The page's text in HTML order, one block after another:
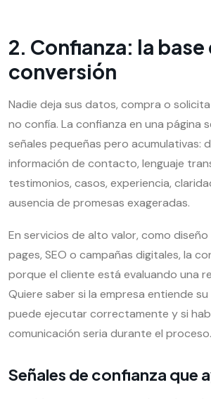
2. Confianza: la
conversión
Nadie deja sus datos, compra o
no confía. La confianza en una página
señales pequeñas pero acumulativas:
información de contacto, lenguaje
testimonios, casos, experiencia,
ausencia de promesas exageradas.
En servicios de alto valor, como diseño
pages, SEO o campañas digitales, la
porque el cliente está evaluando una
Quiere saber si la empresa entiende su
puede ejecutar correctamente y si
comunicación seria durante el proceso.
Señales de confianza que